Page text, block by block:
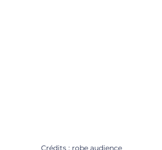
Crédits : robe audience